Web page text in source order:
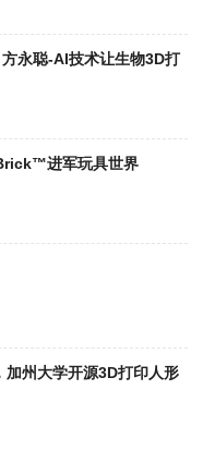
永聪-AI技术让生物3D打
进军玩具世界
州大学开源3D打印人形